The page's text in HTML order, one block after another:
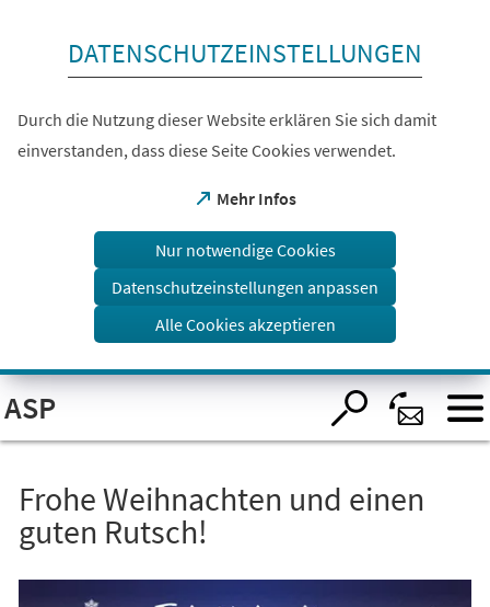
Visuelle
Assistenzsoftware
öffnen.
DATENSCHUTZEINSTELLUNGEN
Durch die Nutzung dieser Website erklären Sie sich damit
einverstanden, dass diese Seite Cookies verwendet.
Mehr Infos
(Öffnet
einem
Tab)
Nur notwendige Cookies
Datenschutzeinstellungen anpassen
Alle Cookies akzeptieren
ASP
Frohe Weihnachten und einen
guten Rutsch!